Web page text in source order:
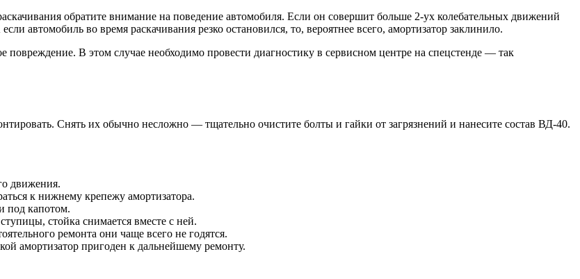
обратите внимание на поведение автомобиля. Если он совершит больше 2-ух колебательных движений
автомобиль во время раскачивания резко остановился, то, вероятнее всего, амортизатор заклинило.
повреждение. В этом случае необходимо провести диагностику в сервисном центре на спецстенде — так
Снять их обычно несложно — тщательно очистите болты и гайки от загрязнений и нанесите состав ВД-40.
движения.
к нижнему крепежу амортизатора.
под капотом.
стойка снимается вместе с ней.
ремонта они чаще всего не годятся.
амортизатор пригоден к дальнейшему ремонту.